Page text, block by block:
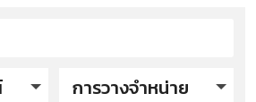
การวางจำหน่าย